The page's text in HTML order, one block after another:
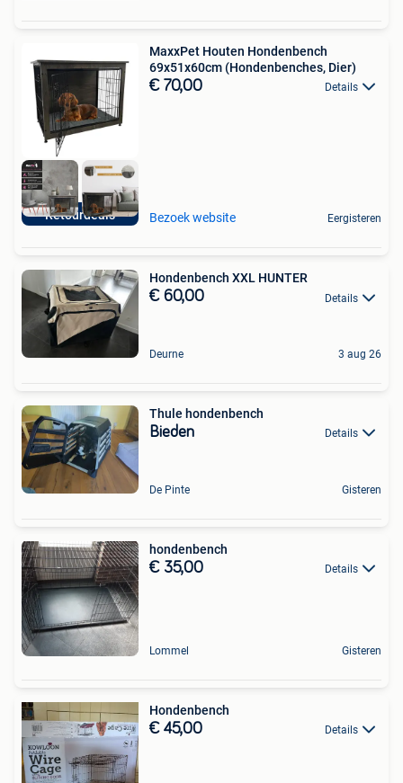
Retourdeals
MaxxPet Houten Hondenbench
69x51x60cm (Hondenbenches, Dier)
€ 70,00 Details
Bezoek website Eergisteren
Hondenbench XXL HUNTER
€ 60,00 Details
Deurne 3 aug 26
Thule hondenbench
Bieden Details
De Pinte Gisteren
hondenbench
€ 35,00 Details
Lommel Gisteren
Hondenbench
€ 45,00 Details